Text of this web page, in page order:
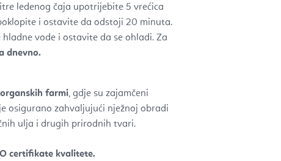
ledenog čaja upotrijebite 5 vrećica
i ostavite da odstoji 20 minuta.
vode i ostavite da se ohladi. Za
dnevno.
farmi, gdje su zajamčeni
osigurano zahvaljujući nježnoj obradi
ulja i drugih prirodnih tvari.
certifikate kvalitete.